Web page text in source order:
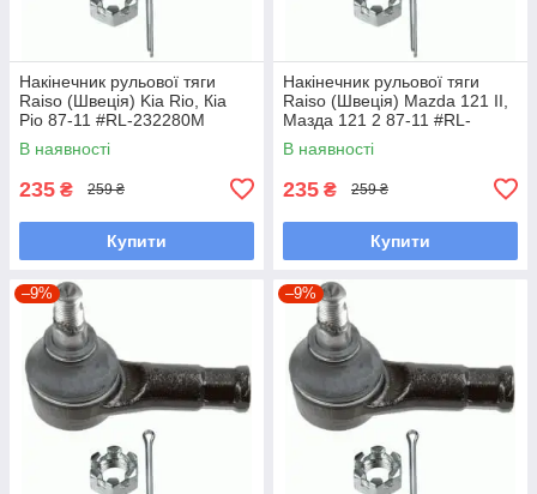
Накінечник рульової тяги
Raiso (Швеція) Kia Rio, Кіа
Ріо 87-11 #RL-232280M
UAOEBHV7
В наявності
235 ₴ 259 ₴
Купити
Накінечник рульової тяги
Raiso (Швеція) Mazda 121 II,
Мазда 121 2 87-11 #RL-
232280M UAOUHQF7
В наявності
235 ₴ 259 ₴
Купити
–9% –9%